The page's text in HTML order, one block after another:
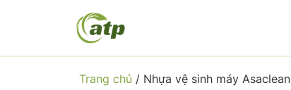
Trang chủ / Nhựa vệ sinh máy Asaclean